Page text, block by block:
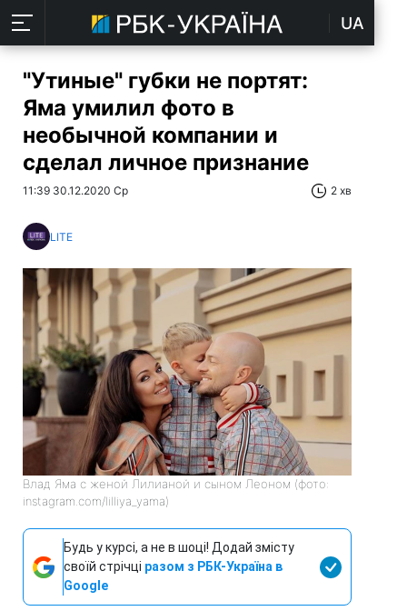
UA
"Утиные" губки не портят:
Яма умилил фото в
необычной компании и
сделал личное признание
11:39 30.12.2020 Ср 2 хв
LITE
Влад Яма с женой Лилианой и сыном Леоном (фото:
instagram.com/lilliya_yama)
Будь у курсі, а не в шоці! Додай змісту
своїй стрічці разом з РБК-Україна в
Google